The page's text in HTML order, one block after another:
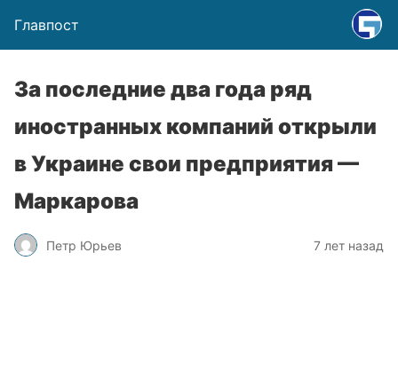
Главпост
За последние два года ряд
иностранных компаний открыли
в Украине свои предприятия —
Маркарова
Петр Юрьев 7 лет назад